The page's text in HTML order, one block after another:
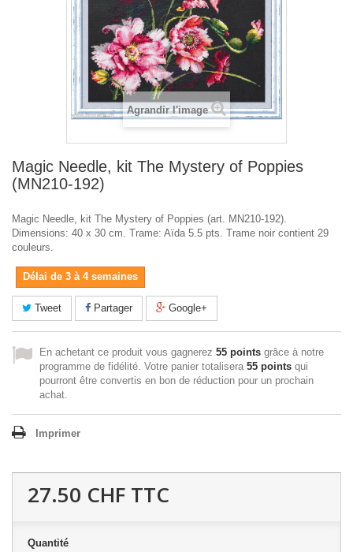
Agrandir l'image
Magic Needle, kit The Mystery of Poppies
(MN210-192)
Magic Needle, kit The Mystery of Poppies (art. MN210-192).
Dimensions: 40 x 30 cm. Trame: Aïda 5.5 pts. Trame noir contient 29
couleurs.
Délai de 3 à 4 semaines
Tweet Partager Google+
En achetant ce produit vous gagnerez 55 points grâce à notre
programme de fidélité. Votre panier totalisera 55 points qui
pourront être convertis en bon de réduction pour un prochain
achat.
Imprimer
27.50 CHF TTC
Quantité